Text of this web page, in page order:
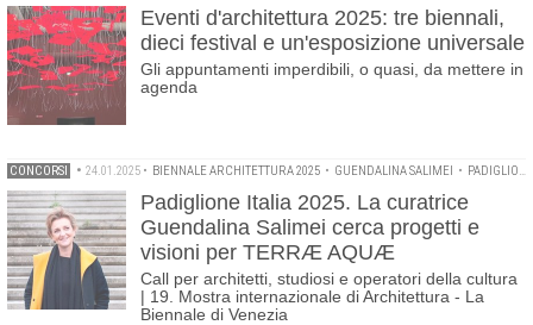
Eventi d'architettura 2025: tre biennali,
dieci festival e un'esposizione universale
Gli appuntamenti imperdibili, o quasi, da mettere in
agenda
CONCORSI • 24.01.2025 • BIENNALE ARCHITETTURA 2025 • GUENDALINA SALIMEI • PADIGLIONE ITALIA
Padiglione Italia 2025. La curatrice
Guendalina Salimei cerca progetti e
visioni per TERRÆ AQUÆ
Call per architetti, studiosi e operatori della cultura
| 19. Mostra internazionale di Architettura - La
Biennale di Venezia